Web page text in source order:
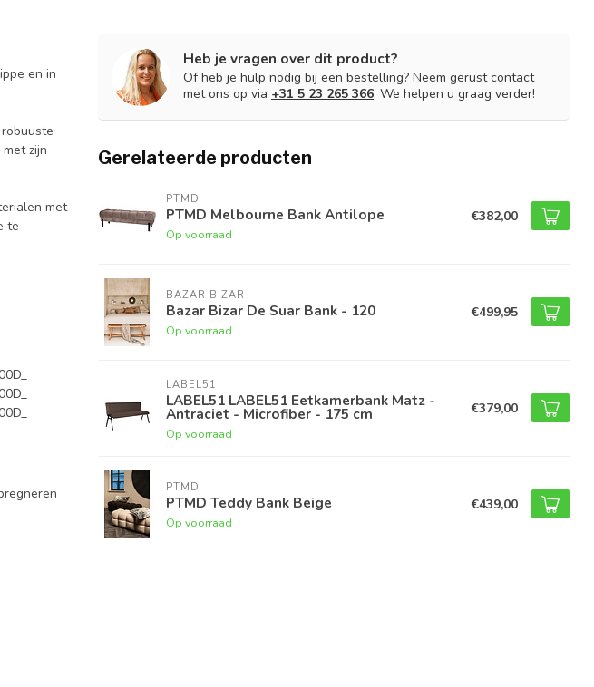
en in
zijn
met
te
Heb je vragen over dit product?
Of heb je hulp nodig bij een bestelling? Neem gerust contact
met ons op via +31 5 23 265 366. We helpen u graag verder!
Gerelateerde producten
PTMD
PTMD Melbourne Bank Antilope
Op voorraad
€382,00
BAZAR BIZAR
Bazar Bizar De Suar Bank - 120
Op voorraad
€499,95
LABEL51
LABEL51 LABEL51 Eetkamerbank Matz -
Antraciet - Microfiber - 175 cm
Op voorraad
€379,00
PTMD
PTMD Teddy Bank Beige
Op voorraad
€439,00